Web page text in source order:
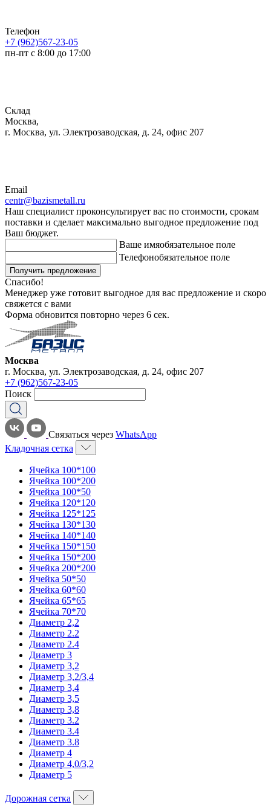
Телефон
+7 (962)567-23-05
пн-пт с 8:00 до 17:00
Склад
Москва,
г. Москва, ул. Электрозаводская, д. 24, офис 207
Email
centr@bazismetall.ru
Наш специалист проконсультирует вас по стоимости, срокам
поставки и сделает максимально выгодное предложение под
Ваш бюджет.
Ваше имяобязательное поле
Телефонобязательное поле
Получить предложение
Спасибо!
Менеджер уже готовит выгодное для вас предложение и скоро
свяжется с вами
Форма обновится повторно через 6 сек.
Москва
г. Москва, ул. Электрозаводская, д. 24, офис 207
+7 (962)567-23-05
Поиск
Связаться через WhatsApp
Кладочная сетка
Ячейка 100*100
Ячейка 100*200
Ячейка 100*50
Ячейка 120*120
Ячейка 125*125
Ячейка 130*130
Ячейка 140*140
Ячейка 150*150
Ячейка 150*200
Ячейка 200*200
Ячейка 50*50
Ячейка 60*60
Ячейка 65*65
Ячейка 70*70
Диаметр 2,2
Диаметр 2.2
Диаметр 2.4
Диаметр 3
Диаметр 3,2
Диаметр 3,2/3,4
Диаметр 3,4
Диаметр 3,5
Диаметр 3,8
Диаметр 3.2
Диаметр 3.4
Диаметр 3.8
Диаметр 4
Диаметр 4,0/3,2
Диаметр 5
Дорожная сетка